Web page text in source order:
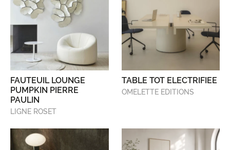
FAUTEUIL LOUNGE
PUMPKIN PIERRE
PAULIN
LIGNE ROSET
TABLE TOT ELECTRIFIEE
OMELETTE EDITIONS